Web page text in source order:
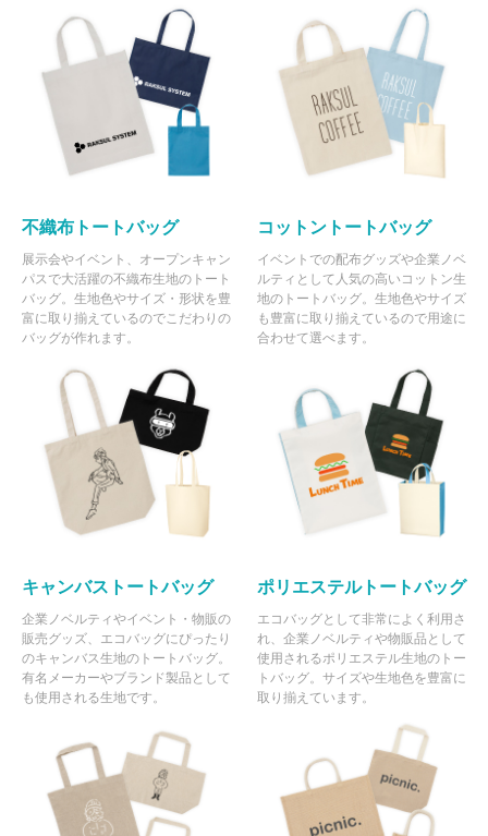
不織布トートバッグ
展示会やイベント、オープンキャン
パスで大活躍の不織布生地のトート
バッグ。生地色やサイズ・形状を豊
富に取り揃えているのでこだわりの
バッグが作れます。
コットントートバッグ
イベントでの配布グッズや企業ノベ
ルティとして人気の高いコットン生
地のトートバッグ。生地色やサイズ
も豊富に取り揃えているので用途に
合わせて選べます。
キャンバストートバッグ
企業ノベルティやイベント・物販の
販売グッズ、エコバッグにぴったり
のキャンバス生地のトートバッグ。
有名メーカーやブランド製品として
も使用される生地です。
ポリエステルトートバッグ
エコバッグとして非常によく利用さ
れ、企業ノベルティや物販品として
使用されるポリエステル生地のトー
トバッグ。サイズや生地色を豊富に
取り揃えています。